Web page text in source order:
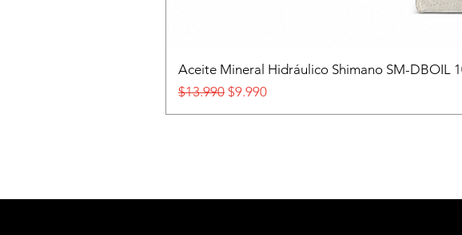
Aceite Mineral Hidráulico Shimano SM-DBOIL
Precio
$13.990 Precio de oferta
$9.990